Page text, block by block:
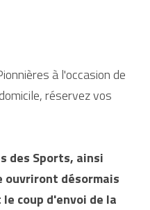
à l'occasion de
réservez vos
des Sports, ainsi
ouvriront désormais
coup d'envoi de la